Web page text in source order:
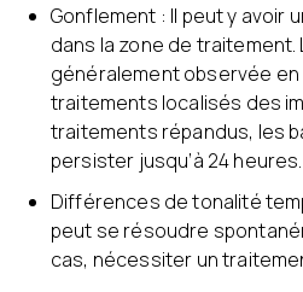
Gonflement : Il peut y avoir
dans la zone de traitement.
généralement observée en
traitements localisés des
traitements répandus, les
persister jusqu’à 24 heures.
Différences de tonalité
peut se résoudre
cas, nécessiter un